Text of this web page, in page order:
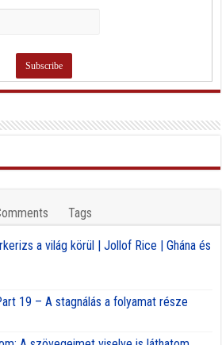
Tags
a világ körül | Jollof Rice | Ghána és
19 – A stagnálás a folyamat része